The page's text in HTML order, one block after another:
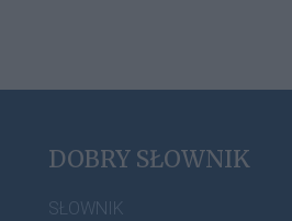
DOBRY SŁOWNIK
SŁOWNIK